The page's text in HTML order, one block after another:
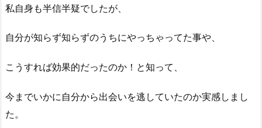
私自身も半信半疑でしたが、
自分が知らず知らずのうちにやっちゃってた事や、
こうすれば効果的だったのか！と知って、
今までいかに自分から出会いを逃していたのか実感しまし
た。